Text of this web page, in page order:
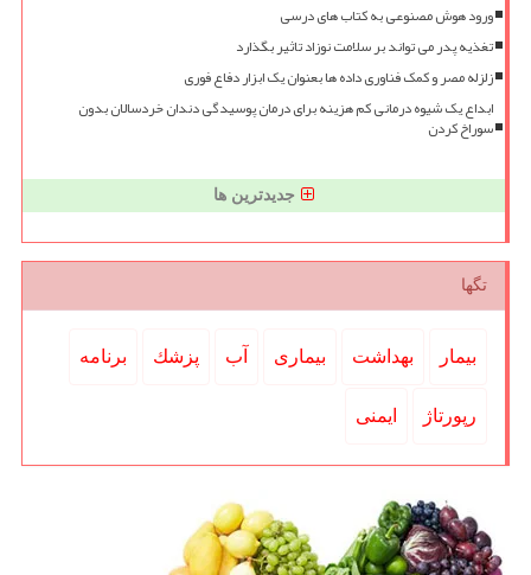
ورود هوش مصنوعی به کتاب های درسی
تغذیه پدر می تواند بر سلامت نوزاد تاثیر بگذارد
زلزله مصر و کمک فناوری داده ها بعنوان یک ابزار دفاع فوری
ابداع یک شیوه درمانی کم هزینه برای درمان پوسیدگی دندان خردسالان بدون
سوراخ کردن
جدیدترین ها
تگها
بیمار بهداشت بیماری آب پزشك برنامه
رپورتاژ ایمنی